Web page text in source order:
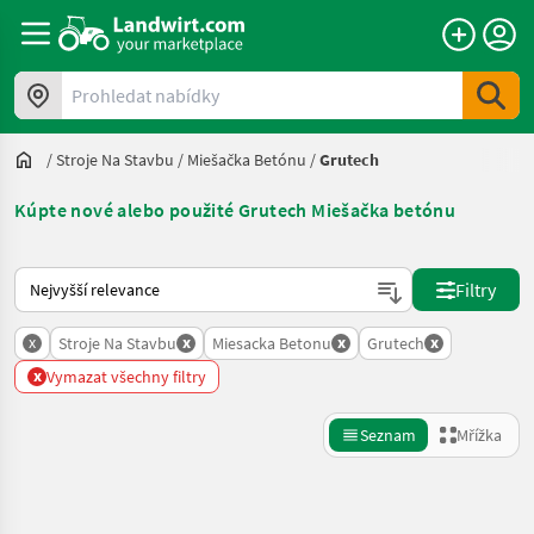
Prohledat nabídky
/Stroje Na Stavbu / Miešačka Betónu /Grutech
Kúpte nové alebo použité Grutech Miešačka betónu
Takto se řadí nabídky na Landwirt.com
Filtry
x Stroje Na Stavbu x Miesacka Betonu x Grutech x
x Vymazat všechny filtry
Seznam Mřížka